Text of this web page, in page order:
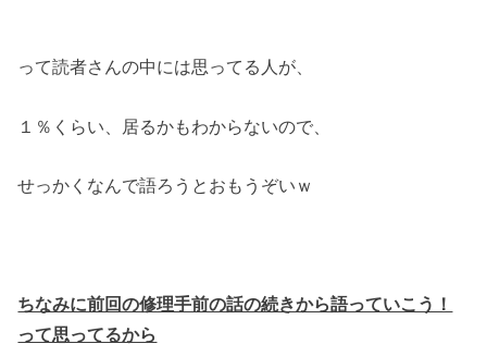
って読者さんの中には思ってる人が、
１％くらい、居るかもわからないので、
せっかくなんで語ろうとおもうぞいｗ
ちなみに前回の修理手前の話の続きから語っていこう！
って思ってるから